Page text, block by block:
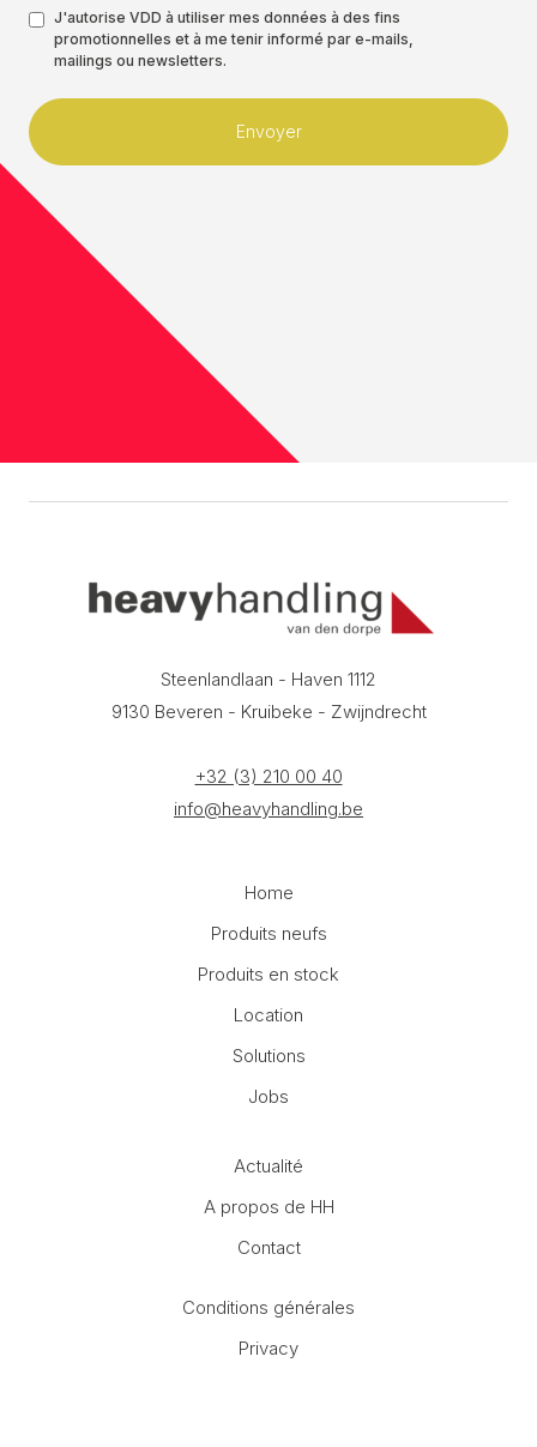
Authorisation
*
J'autorise VDD à utiliser mes données à des fins
promotionnelles et à me tenir informé par e-mails,
mailings ou newsletters.
Steenlandlaan - Haven 1112
9130 Beveren - Kruibeke - Zwijndrecht
+32 (3) 210 00 40
info@heavyhandling.be
Home
Produits neufs
Produits en stock
Location
Solutions
Jobs
Actualité
A propos de HH
Contact
Conditions générales
Privacy